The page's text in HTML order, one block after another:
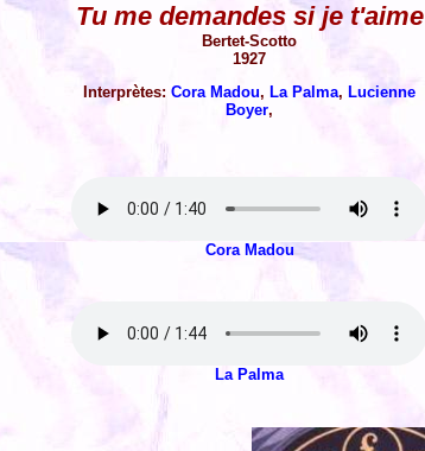
Tu me demandes si je t'aime
Bertet-Scotto
1927
Interprètes: Cora Madou, La Palma, Lucienne
Boyer,
Cora Madou
La Palma